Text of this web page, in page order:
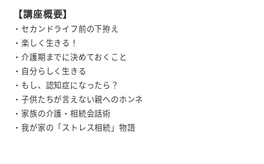
【講座概要】
・セカンドライフ前の下拵え
・楽しく生きる！
・介護期までに決めておくこと
・自分らしく生きる
・もし、認知症になったら？
・子供たちが言えない親へのホンネ
・家族の介護・相続会話術
・我が家の「ストレス相続」物語